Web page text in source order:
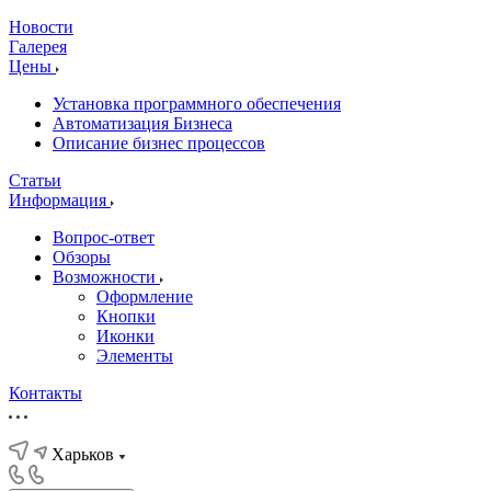
Новости
Галерея
Цены
Установка программного обеспечения
Автоматизация Бизнеса
Описание бизнес процессов
Статьи
Информация
Вопрос-ответ
Обзоры
Возможности
Оформление
Кнопки
Иконки
Элементы
Контакты
Харьков